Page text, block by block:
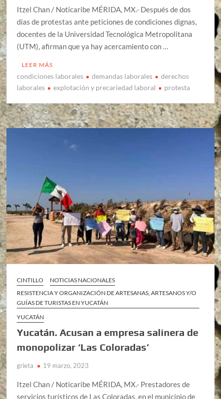
Itzel Chan / Noticaribe MÉRIDA, MX.- Después de dos
días de protestas ante peticiones de condiciones dignas,
docentes de la Universidad Tecnológica Metropolitana
(UTM), afirman que ya hay acercamiento con …
LEER MÁS
condiciones laborales demandas laborales
derechos
laborales
explotación y precariedad laboral protesta
CINTILLO
NOTICIAS NACIONALES
RESISTENCIA Y ORGANIZACIÓN DE ARTESANAS, ARTESANOS Y/O
GUÍAS DE TURISTAS EN YUCATÁN
YUCATÁN
Yucatán. Acusan a empresa salinera de
monopolizar ‘Las Coloradas’
grieta 19 marzo, 2023
Itzel Chan / Noticaribe MÉRIDA, MX.- Prestadores de
servicios turísticos de Las Coloradas, en el municipio de